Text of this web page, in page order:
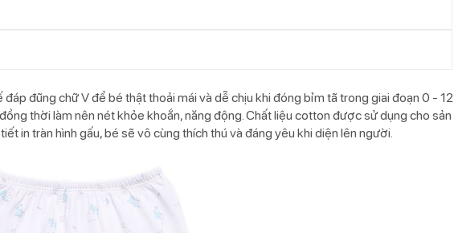
đáp đũng chữ V để bé thật thoải mái và dễ chịu khi đóng bỉm tã trong giai đoạn 0 - 12
thời làm nên nét khỏe khoắn, năng động. Chất liệu cotton được sử dụng cho sản
in tràn hình gấu, bé sẽ vô cùng thích thú và đáng yêu khi diện lên người.